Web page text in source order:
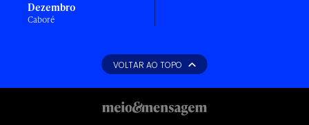
Dezembro
Caboré
VOLTAR AO TOPO